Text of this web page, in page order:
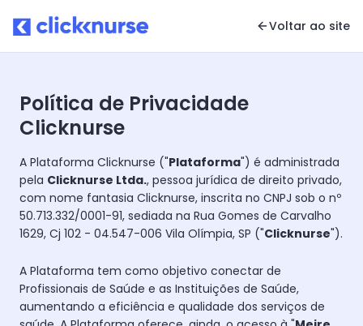
Voltar ao site
Política de Privacidade
Clicknurse
A Plataforma Clicknurse ("Plataforma") é administrada
pela Clicknurse Ltda., pessoa jurídica de direito privado,
com nome fantasia Clicknurse, inscrita no CNPJ sob o nº
50.713.332/0001-91, sediada na Rua Gomes de Carvalho
1629, Cj 102 - 04.547-006 Vila Olímpia, SP ("Clicknurse").
A Plataforma tem como objetivo conectar de
Profissionais de Saúde e as Instituições de Saúde,
aumentando a eficiência e qualidade dos serviços de